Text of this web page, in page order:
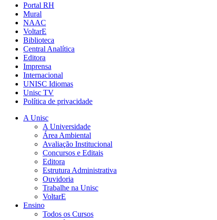
Portal RH
Mural
NAAC
VoltarE
Biblioteca
Central Analítica
Editora
Imprensa
Internacional
UNISC Idiomas
Unisc TV
Política de privacidade
A Unisc
A Universidade
Área Ambiental
Avaliação Institucional
Concursos e Editais
Editora
Estrutura Administrativa
Ouvidoria
Trabalhe na Unisc
VoltarE
Ensino
Todos os Cursos